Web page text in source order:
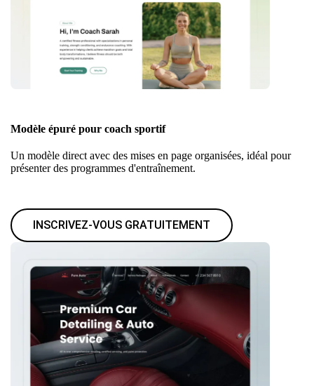
Modèle épuré pour coach sportif
Un modèle direct avec des mises en page organisées, idéal pour
présenter des programmes d'entraînement.
INSCRIVEZ-VOUS GRATUITEMENT